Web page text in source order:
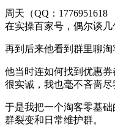
周天（QQ：
在实操百家号，偶尔谈几
再到后来他看到群里聊淘
他当时连如何找到优惠
很实诚，我也毫不吝啬尽
于是我把一个淘客零基
群裂变和日常维护群。